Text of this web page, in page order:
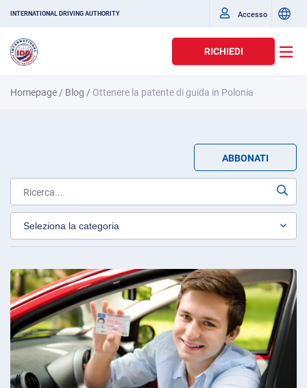
INTERNATIONAL DRIVING AUTHORITY Accesso
RICHIEDI
Homepage / Blog / Ottenere la patente di guida in Polonia
ABBONATI